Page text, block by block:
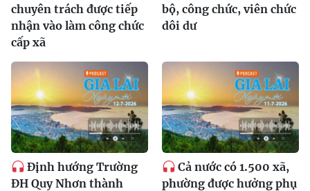
chuyên trách được tiếp
nhận vào làm công chức
cấp xã
bộ, công chức, viên chức
dôi dư
Định hướng Trường
ĐH Quy Nhơn thành
Cả nước có 1.500 xã,
phường được hưởng phụ